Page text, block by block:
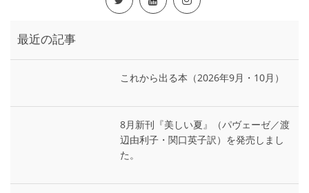
最近の記事
これから出る本（2026年9月・10月）
8月新刊『美しい夏』（パヴェーゼ／渡
辺由利子・関口英子訳）を発売しまし
た。